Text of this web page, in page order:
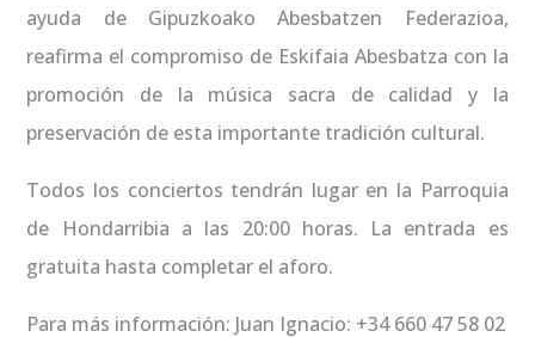
ayuda de Gipuzkoako Abesbatzen Federazioa,
reafirma el compromiso de Eskifaia Abesbatza con la
promoción de la música sacra de calidad y la
preservación de esta importante tradición cultural.
Todos los conciertos tendrán lugar en la Parroquia
de Hondarribia a las 20:00 horas. La entrada es
gratuita hasta completar el aforo.
Para más información: Juan Ignacio: +34 660 47 58 02